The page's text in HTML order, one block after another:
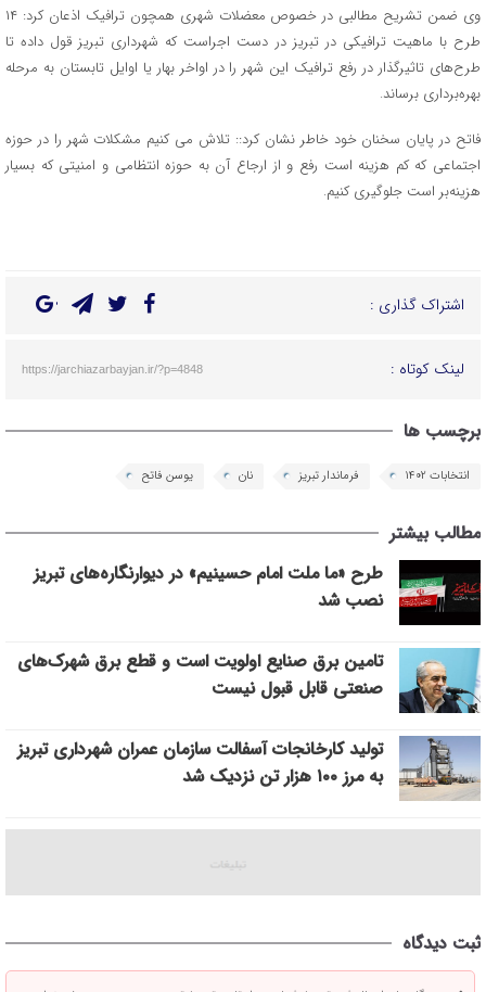
وی ضمن تشریح مطالبی در خصوص معضلات شهری همچون ترافیک اذعان کرد: ۱۴
طرح با ماهیت ترافیکی در تبریز در دست اجراست که شهرداری تبریز قول داده تا
طرح‌های تاثیرگذار در رفع ترافیک این شهر را در اواخر بهار یا اوایل تابستان به مرحله
بهره‌برداری برساند.
فاتح در پایان سخنان خود خاطر نشان کرد:: تلاش می کنیم مشکلات شهر را در حوزه
اجتماعی که کم هزینه است رفع و از ارجاع آن به حوزه انتظامی و امنیتی که بسیار
هزینه‌بر است جلوگیری کنیم.
اشتراک گذاری :
لینک کوتاه : https://jarchiazarbayjan.ir/?p=4848
برچسب ها
انتخابات 1402 فرماندار تبریز نان یوسن فاتح
مطالب بیشتر
طرح «ما ملت امام حسینیم» در دیوارنگاره‌های تبریز
نصب شد
تامین برق صنایع اولویت است و قطع برق شهرک‌های
صنعتی قابل قبول نیست
تولید کارخانجات آسفالت سازمان عمران شهرداری تبریز
به مرز ۱۰۰ هزار تن نزدیک شد
ثبت دیدگاه